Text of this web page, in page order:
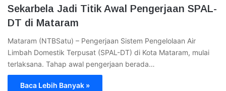
Sekarbela Jadi Titik Awal Pengerjaan SPAL-
DT di Mataram
Mataram (NTBSatu) – Pengerjaan Sistem Pengelolaan Air
Limbah Domestik Terpusat (SPAL-DT) di Kota Mataram, mulai
terlaksana. Tahap awal pengerjaan berada…
Baca Lebih Banyak »